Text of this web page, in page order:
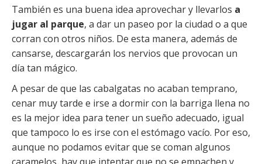
También es una buena idea aprovechar y llevarlos a
jugar al parque, a dar un paseo por la ciudad o a que
corran con otros niños. De esta manera, además de
cansarse, descargarán los nervios que provocan un
día tan mágico.
A pesar de que las cabalgatas no acaban temprano,
cenar muy tarde e irse a dormir con la barriga llena no
es la mejor idea para tener un sueño adecuado, igual
que tampoco lo es irse con el estómago vacío. Por eso,
aunque no podamos evitar que se coman algunos